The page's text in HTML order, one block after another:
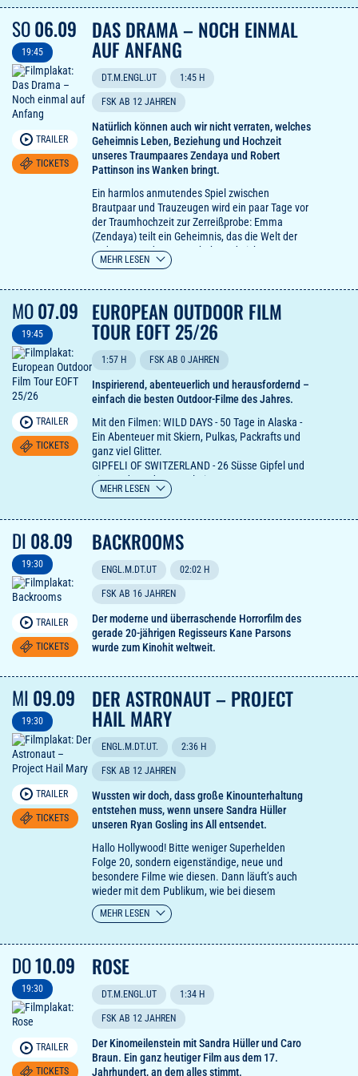
Landschafts- und Naturaufnahmen. Die
untergehende Sonne über dem Watt, der Wind in
den Dünen, Käfer auf Grashalmen, Wasservögel
am Strand und die Farben des majestätischen
SO06.09
19:45
TRAILER
TICKETS
DAS DRAMA – NOCH EINMAL
AUF ANFANG
DT.M.ENGL.UT 1:45 H
FSK AB 12 JAHREN
Natürlich können auch wir nicht verraten, welches
Geheimnis Leben, Beziehung und Hochzeit
unseres Traumpaares Zendaya und Robert
Pattinson ins Wanken bringt.
Ein harmlos anmutendes Spiel zwischen
Brautpaar und Trauzeugen wird ein paar Tage vor
der Traumhochzeit zur Zerreißprobe: Emma
(Zendaya) teilt ein Geheimnis, das die Welt der
anderen aus den Fugen hebt und nicht nur
Charlie (Robert Pattinson) den Boden unter den
MEHR LESEN
MO07.09
19:45
TRAILER
TICKETS
EUROPEAN OUTDOOR FILM
TOUR EOFT 25/26
1:57 H FSK AB 0 JAHREN
Inspirierend, abenteuerlich und herausfordernd –
einfach die besten Outdoor-Filme des Jahres.
Mit den Filmen: WILD DAYS - 50 Tage in Alaska -
Ein Abenteuer mit Skiern, Pulkas, Packrafts und
ganz viel Glitter.
GIPFELI OF SWITZERLAND - 26 Süsse Gipfel und
eine Radtour der Superlative
SHERI - Von der Schneiderin zur Unternehmerin:
Packraft erfand.
ELLADJ - Wildes Eis: Ein Eiskunstläufer entdeckt
eine neue Welt in der freien Natur.
FREJA’S BACK - Zurück am Fels: Eine Kletterin
Sturz.
Gleitschirm: Speedriding in den Schweizer Alpen.
MEHR LESEN
DI 08.09
19:30
TRAILER
TICKETS
BACKROOMS
ENGL.M.DT.UT 02:02 H
FSK AB 16 JAHREN
Der moderne und überraschende Horrorfilm des
gerade 20-jährigen Regisseurs Kane Parsons
wurde zum Kinohit weltweit.
MI 09.09
19:30
TRAILER
TICKETS
DER ASTRONAUT – PROJECT
HAIL MARY
ENGL.M.DT.UT. 2:36 H
FSK AB 12 JAHREN
Wussten wir doch, dass große Kinounterhaltung
entstehen muss, wenn unsere Sandra Hüller
unseren Ryan Gosling ins All entsendet.
Hallo Hollywood! Bitte weniger Superhelden
Folge 20, sondern eigenständige, neue und
besondere Filme wie diesen. Dann läuft’s auch
wieder mit dem Publikum, wie bei diesem
schönen, lustigen, leichtfüßigen unsere Herzen
versöhnenden und fabelhaften Weltraumhit des
Ryan Goslings unaufdringliches
komödiantisches Timing war nie besser.
Hollywood Reporter
MEHR LESEN
DO10.09
19:30
TRAILER
TICKETS
ROSE
DT.M.ENGL.UT 1:34 H
FSK AB 12 JAHREN
Der Kinomeilenstein mit Sandra Hüller und Caro
Braun. Ein ganz heutiger Film aus dem 17.
Jahrhundert, an dem alles stimmt.